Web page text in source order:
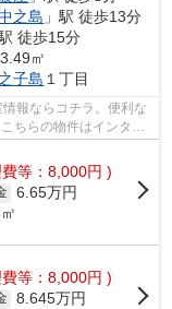
之島 」駅 徒歩13分
徒歩15分
㎡
子島 １丁目
報ならコチラ。便利な
ちらの物件はインター
等：8,000円 )
6.65万円
等：8,000円 )
8.645万円